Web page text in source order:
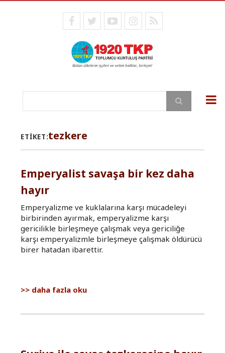
facebooktwitteryoutubeinstagram
RSS
Ara
ETIKET:tezkere
Emperyalist savaşa bir kez daha
hayır
Emperyalist
kez
daha fazla oku
Emperyalizme ve kuklalarına karşı mücadeleyi
birbirinden ayırmak, emperyalizme karşı
gericilikle birleşmeye çalışmak veya gericiliğe
karşı emperyalizmle birleşmeye çalışmak öldürücü
birer hatadan ibarettir.